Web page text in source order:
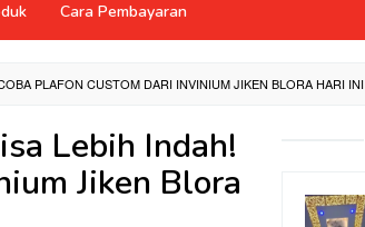
Cara Pembayaran
PLAFON CUSTOM DARI INVINIUM JIKEN BLORA HARI INI
Lebih Indah!
Jiken Blora